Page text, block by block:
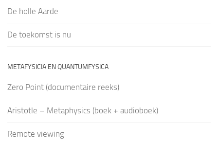
De holle Aarde
De toekomst is nu
METAFYSICIA EN QUANTUMFYSICA
Zero Point (documentaire reeks)
Aristotle – Metaphysics (boek + audioboek)
Remote viewing